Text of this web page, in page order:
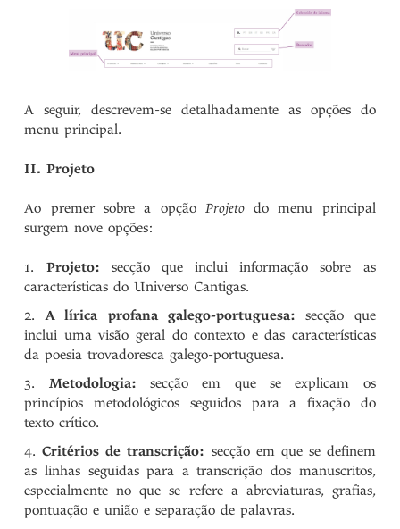
A seguir, descrevem-se detalhadamente as opções do
menu principal.
II. Projeto
Ao premer sobre a opção Projetodo menu principal
surgem nove opções:
Projeto: secção que inclui informação sobre as
características do Universo Cantigas.
A lírica profana galego-portuguesa:secção que
inclui uma visão geral do contexto e das características
da poesia trovadoresca galego-portuguesa.
Metodologia:secção em que se explicam os
princípios metodológicos seguidos para a fixação do
texto crítico.
Critérios de transcrição: secção em que se definem
as linhas seguidas para a transcrição dos manuscritos,
especialmente no que se refere a abreviaturas, grafias,
pontuação e união e separação de palavras.